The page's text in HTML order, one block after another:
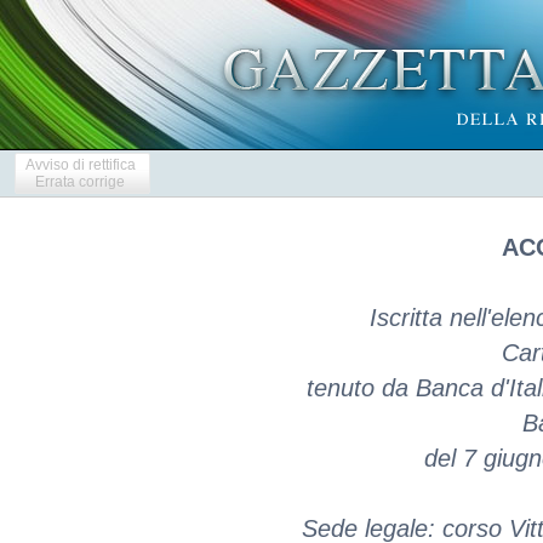
Avviso di rettifica
Errata corrige
Iscritta
tenuto da Banca
del 7
Sede legale: corso